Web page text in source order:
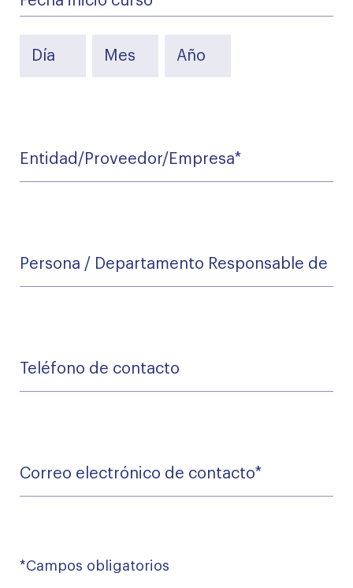
/
de
electrónico
*Campos obligatorios